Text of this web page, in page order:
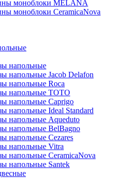
моноблоки MELANA
моноблоки CeramicaNova
напольные
напольные Jacob Delafon
напольные Roca
напольные TOTO
напольные Caprigo
напольные Ideal Standard
напольные Aqueduto
напольные BelBagno
напольные Cezares
напольные Vitra
напольные CeramicaNova
напольные Santek